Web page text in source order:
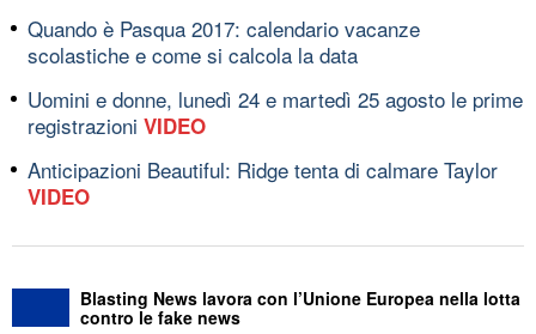
Quando è Pasqua 2017: calendario vacanze
scolastiche e come si calcola la data
Uomini e donne, lunedì 24 e martedì 25 agosto le prime
registrazioni VIDEO
Anticipazioni Beautiful: Ridge tenta di calmare Taylor
VIDEO
Blasting News lavora con l’Unione Europea nella lotta
contro le fake news